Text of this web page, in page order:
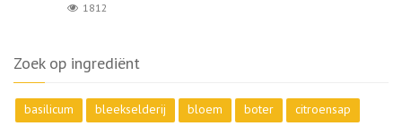
1812
Zoek op ingrediënt
basilicum bleekselderij bloem boter citroensap